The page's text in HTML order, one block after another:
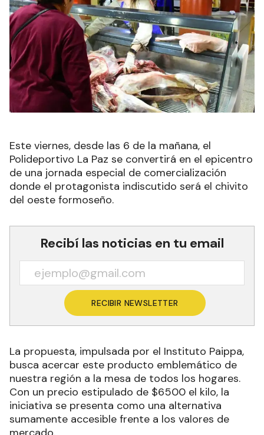
Este viernes, desde las 6 de la mañana, el
Polideportivo La Paz se convertirá en el epicentro
de una jornada especial de comercialización
donde el protagonista indiscutido será el chivito
del oeste formoseño.
Recibí las noticias en tu email
RECIBIR NEWSLETTER
La propuesta, impulsada por el Instituto Paippa,
busca acercar este producto emblemático de
nuestra región a la mesa de todos los hogares.
Con un precio estipulado de $6500 el kilo, la
iniciativa se presenta como una alternativa
sumamente accesible frente a los valores de